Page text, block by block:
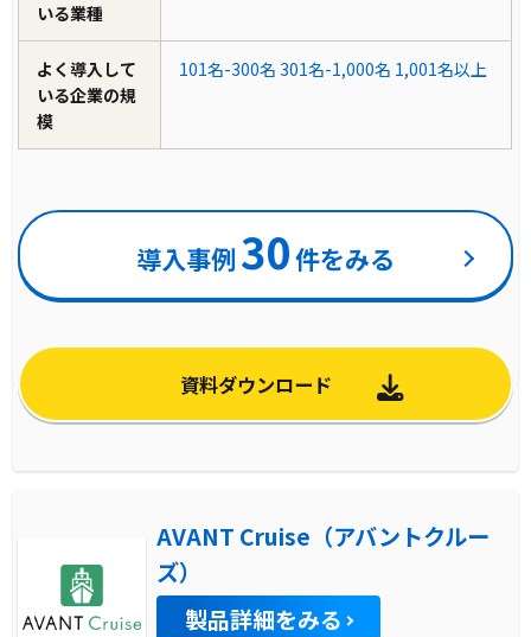
いる業種
よく導入して
いる企業の規
模
101名-300名 301名-1,000名 1,001名以上
導入事例 30件をみる
資料ダウンロード
AVANT Cruise（アバントクルー
ズ）
製品詳細をみる